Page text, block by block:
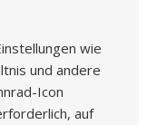
wie
und andere
Icon
auf